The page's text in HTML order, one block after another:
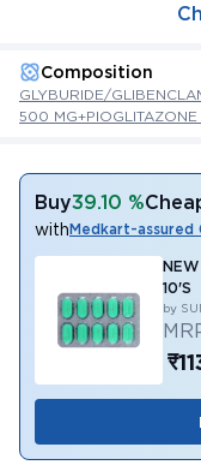
Composition
GLYBURIDE/
500 MG+PIOGLITAZONE
Buy39.10 %
withMedkart-assured
NEW
10'S
by